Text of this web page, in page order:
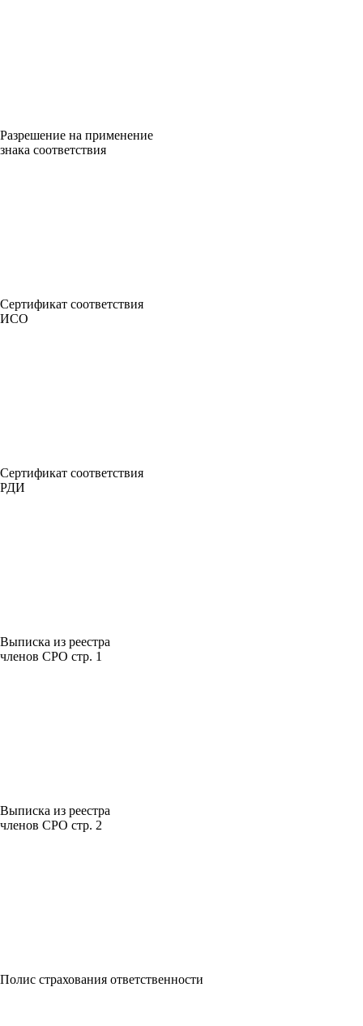
Разрешение на применение
знака соответствия
Сертификат соответствия
ИСО
Сертификат соответствия
РДИ
Выписка из реестра
членов СРО стр. 1
Выписка из реестра
членов СРО стр. 2
Полис страхования ответственности